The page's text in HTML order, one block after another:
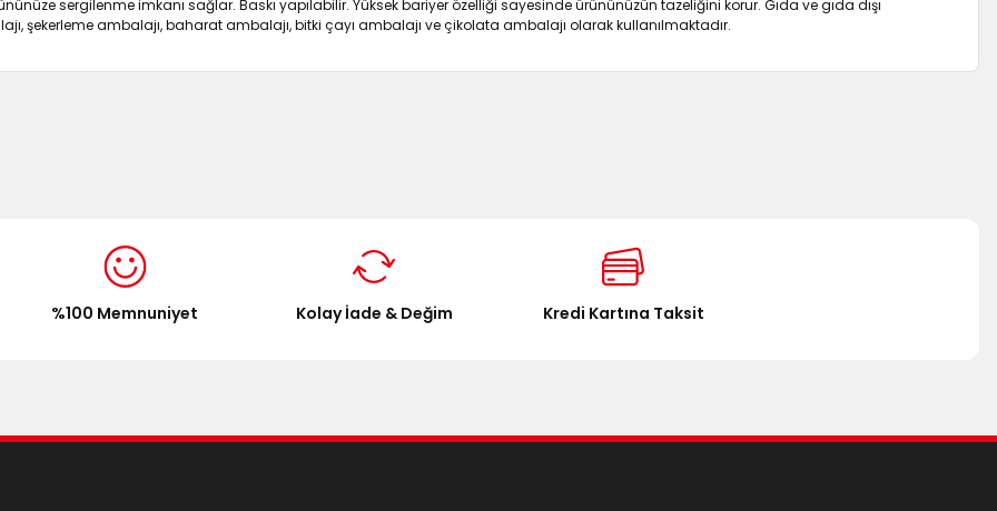
sergilenme imkanı sağlar. Baskı yapılabilir. Yüksek bariyer özelliği sayesinde ürününüzün tazeliğini korur. Gıda ve gıda dışı
şekerleme ambalajı, baharat ambalajı, bitki çayı ambalajı ve çikolata ambalajı olarak kullanılmaktadır.
%100 Memnuniyet Kolay İade & Değim Kredi Kartına Taksit